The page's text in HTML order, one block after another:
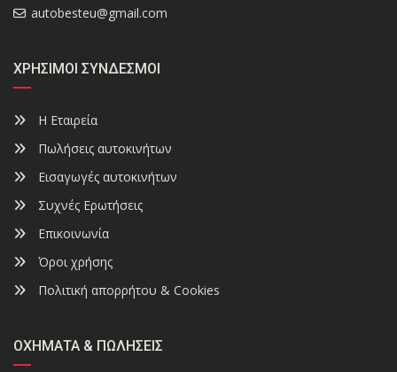
autobesteu@gmail.com
ΧΡΉΣΙΜΟΙ ΣΎΝΔΕΣΜΟΙ
Η Εταιρεία
Πωλήσεις αυτοκινήτων
Εισαγωγές αυτοκινήτων
Συχνές Ερωτήσεις
Επικοινωνία
Όροι χρήσης
Πολιτική απορρήτου & Cookies
ΟΧΉΜΑΤΑ & ΠΩΛΉΣΕΙΣ